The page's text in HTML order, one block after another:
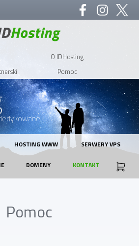
O IDHosting
Pomoc
HOSTING WWW SERWERY VPS
DOMENY KONTAKT
Pomoc